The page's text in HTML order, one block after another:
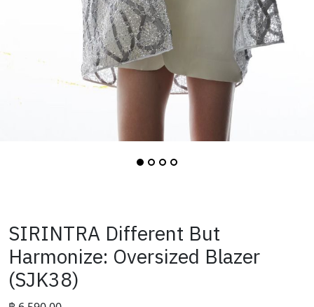
SIRINTRA Different But
Harmonize: Oversized Blazer
(SJK38)